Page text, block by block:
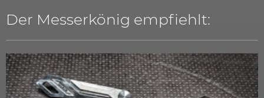
Der Messerkönig empfiehlt: